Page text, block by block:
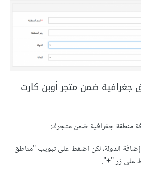
جغرافية ضمن متجر أوبن كارت
منطقة جغرافية ضمن متجرك:
1 في إضافة الدولة، لكن اضغط على تبويب "مناطق
على زر "+".